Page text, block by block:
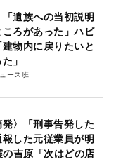
「遺族への当初説明
ろがあった」ハビ
物内に戻りたいと
」
ース班
発〉「刑事告発した
した元従業員が明
吉原「次はどの店